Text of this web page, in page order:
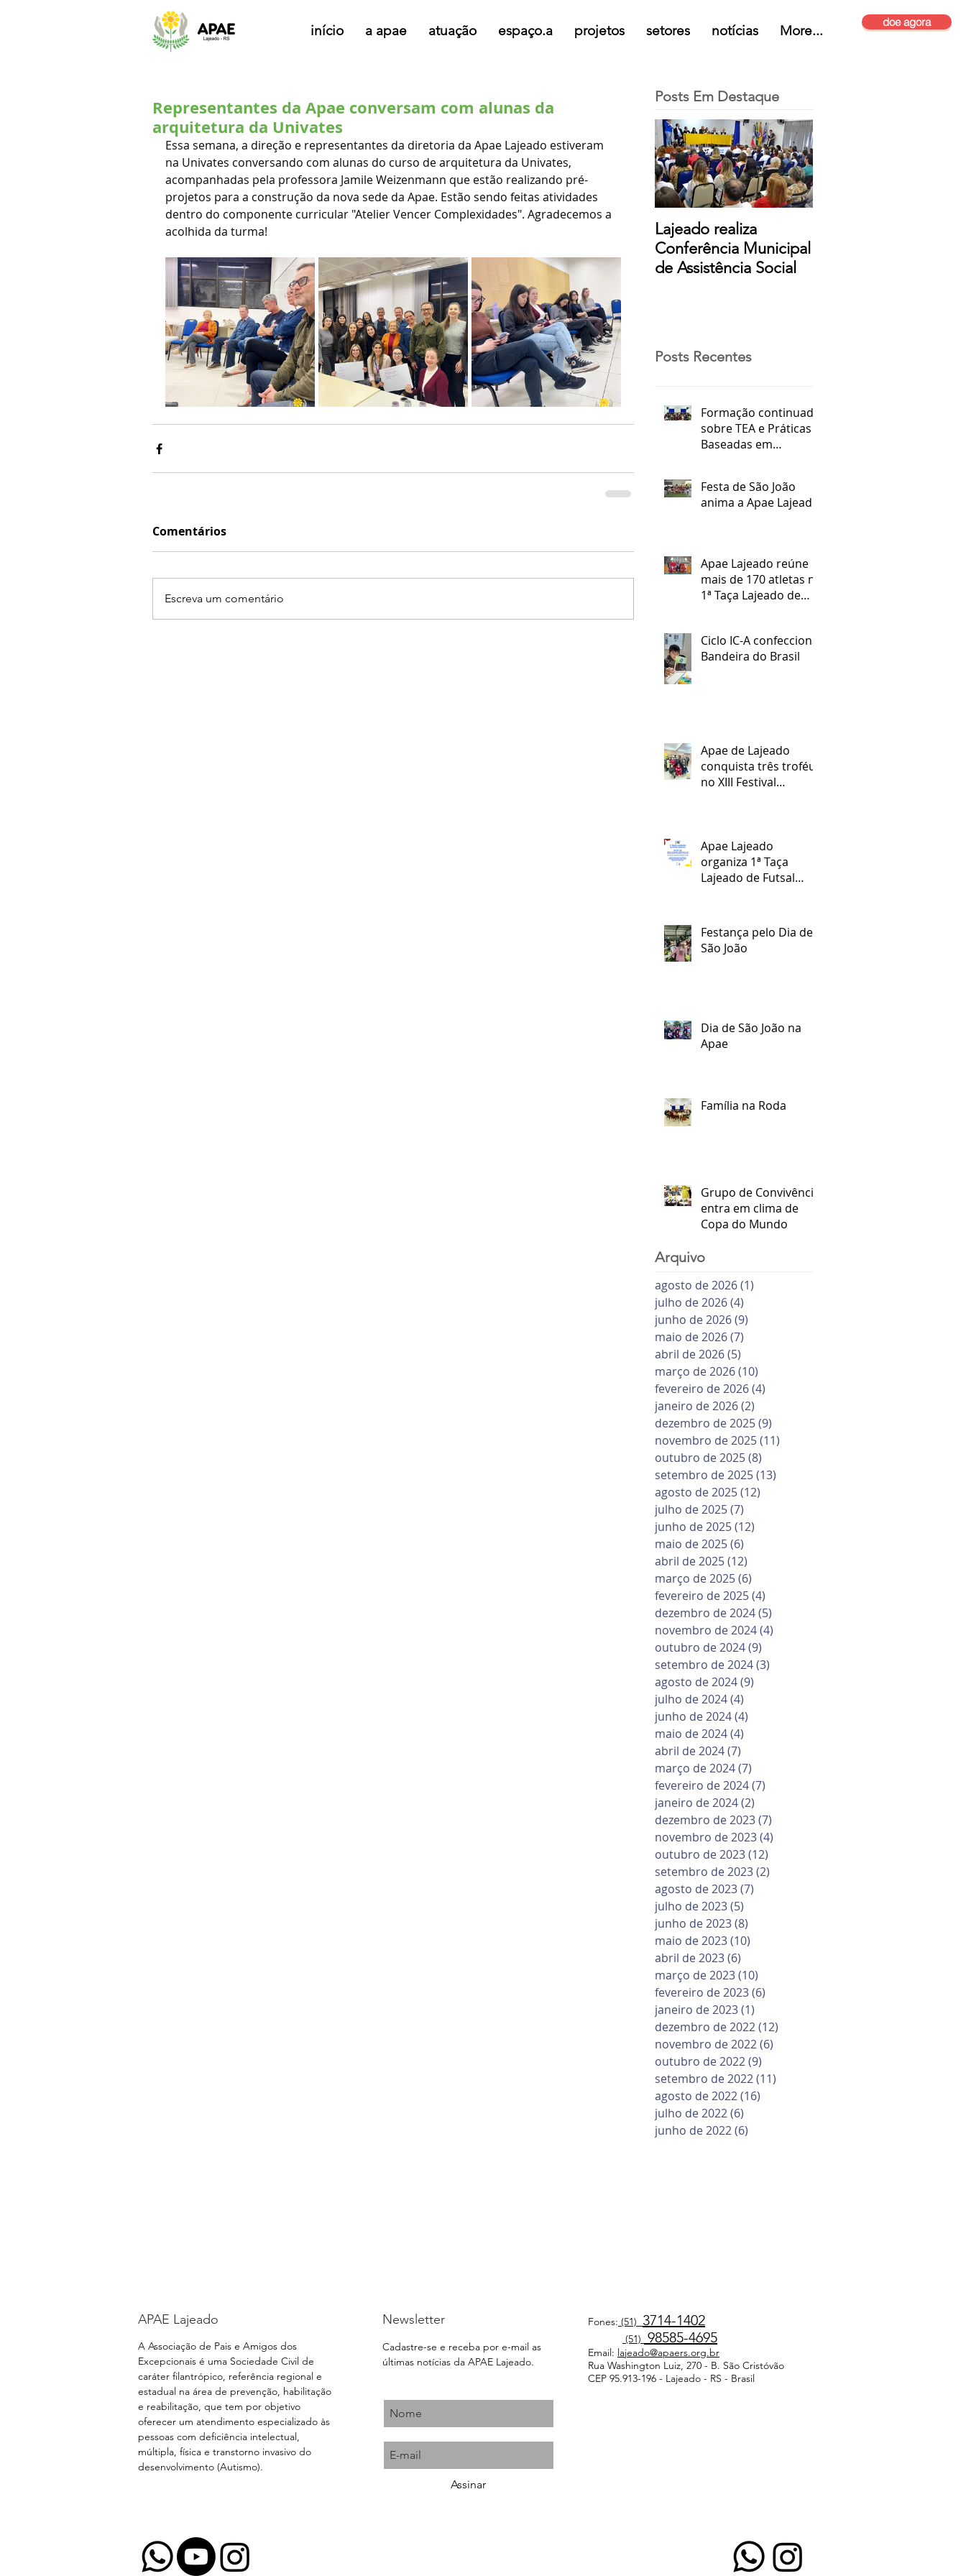
doe agora
início a apae atuação espaço.a projetos setores notícias More...
Representantes da Apae conversam com alunas da
arquitetura da Univates
Essa semana, a direção e representantes da diretoria da Apae Lajeado estiveram
na Univates conversando com alunas do curso de arquitetura da Univates,
acompanhadas pela professora Jamile Weizenmann que estão realizando pré-
projetos para a construção da nova sede da Apae. Estão sendo feitas atividades
dentro do componente curricular "Atelier Vencer Complexidades". Agradecemos a
acolhida da turma!
Comentários
Escreva um comentário
Posts Em Destaque
Lajeado realiza
Conferência Municipal
de Assistência Social
Posts Recentes
Formação continuada
sobre TEA e Práticas
Baseadas em
Festa de São João
anima a Apae Lajeado
Apae Lajeado reúne
mais de 170 atletas na
1ª Taça Lajeado de
Ciclo IC-A confecciona
Bandeira do Brasil
Apae de Lajeado
conquista três troféus
no XIII Festival
Apae Lajeado
organiza 1ª Taça
Lajeado de Futsal
Festança pelo Dia de
São João
Dia de São João na
Apae
Família na Roda
Grupo de Convivência
entra em clima de
Copa do Mundo
Arquivo
agosto de 2026(1)
julho de 2026(4)
junho de 2026(9)
maio de 2026(7)
abril de 2026(5)
março de 2026(10)
fevereiro de 2026(4)
janeiro de 2026(2)
dezembro de 2025(9)
novembro de 2025(11)
outubro de 2025(8)
setembro de 2025(13)
agosto de 2025(12)
julho de 2025(7)
junho de 2025(12)
maio de 2025(6)
abril de 2025(12)
março de 2025(6)
fevereiro de 2025(4)
dezembro de 2024(5)
novembro de 2024(4)
outubro de 2024(9)
setembro de 2024(3)
agosto de 2024(9)
julho de 2024(4)
junho de 2024(4)
maio de 2024(4)
abril de 2024(7)
março de 2024(7)
fevereiro de 2024(7)
janeiro de 2024(2)
dezembro de 2023(7)
novembro de 2023(4)
outubro de 2023(12)
setembro de 2023(2)
agosto de 2023(7)
julho de 2023(5)
junho de 2023(8)
maio de 2023(10)
abril de 2023(6)
março de 2023(10)
fevereiro de 2023(6)
janeiro de 2023(1)
dezembro de 2022(12)
novembro de 2022(6)
outubro de 2022(9)
setembro de 2022(11)
agosto de 2022(16)
julho de 2022(6)
junho de 2022(6)
APAE Lajeado
A Associação de Pais e Amigos dos
Excepcionais é uma Sociedade Civil de
caráter filantrópico, referência regional e
estadual na área de prevenção, habilitação
e reabilitação, que tem por objetivo
oferecer um atendimento especializado às
pessoas com deficiência intelectual,
múltipla, física e transtorno invasivo do
desenvolvimento (Autismo).
Newsletter
Cadastre-se e receba por e-mail as
últimas notícias da APAE Lajeado.
Assinar
Fones: (51) 3714-1402
(51) 98585-4695
Email: lajeado@apaers.org.br
Rua Washington Luiz, 270 - B. São Cristóvão
CEP 95.913-196 - Lajeado - RS - Brasil